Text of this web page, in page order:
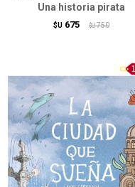
Una historia pirata
$U 675 $U 750